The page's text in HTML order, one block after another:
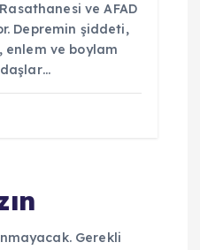
ve AFAD
Depremin şiddeti,
enlem ve boylam
Gerekli